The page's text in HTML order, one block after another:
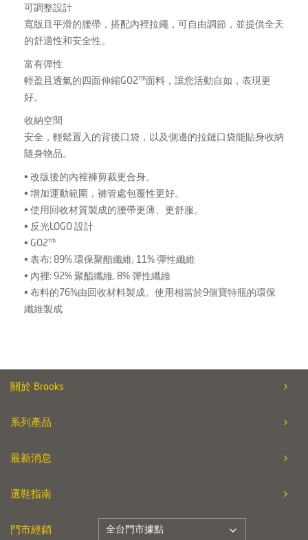
可調整設計
寬版且平滑的腰帶，搭配內裡拉繩，可自由調節，並提供全天
的舒適性和安全性。
富有彈性
輕盈且透氣的四面伸縮GO2™面料，讓您活動自如，表現更
好。
收納空間
安全，輕鬆置入的背後口袋，以及側邊的拉鏈口袋能貼身收納
隨身物品。
• 改版後的內裡褲剪裁更合身。
• 增加運動範圍，褲管處包覆性更好。
• 使用回收材質製成的腰帶更薄、更舒服。
• 反光LOGO 設計
• GO2™
• 表布: 89% 環保聚酯纖維, 11% 彈性纖維
• 內裡: 92% 聚酯纖維, 8% 彈性纖維
• 布料的76%由回收材料製成。使用相當於9個寶特瓶的環保
纖維製成
關於 Brooks
系列產品
最新消息
選鞋指南
門市經銷 全台門市據點